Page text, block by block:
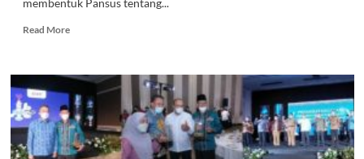
membentuk Pansus tentang...
Read MoreRead
Sah,
Pansus
DPRD
Bangkep
Soal
Temuan